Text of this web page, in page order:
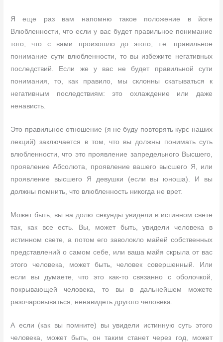
Я еще раз вам напомню такое положение в йоге
Влюбленности, что если у вас будет правильное понимание
того, что с вами произошло до этого, т.е. правильное
понимание сути влюбленности, то вы избежите негативных
последствий. Если же у вас не будет правильной сути
понимания, то, как правило, мы склонны скатываться к
негативным последствиям: это охлаждение или даже
ненависть.
Это правильное отношение (я не буду повторять курс наших
лекций) заключается в том, что вы должны понимать суть
влюбленности, что это проявление запредельного Высшего,
проявление Абсолюта, проявление вашего высшего Я, или
проявление высшего Я девушки (если вы юноша). И вы
должны помнить, что влюбленность никогда не врет.
Может быть, вы на долю секунды увидели в истинном свете
так, как все есть. Вы, может быть, увидели человека в
истинном свете, а потом его заволокло майей собственных
представлений о самом себе, или ваша майя скрыла от вас
этого человека, может быть, человек совершенный. Или
если вы думаете, что это как-то связанно с оболочкой,
покрывающей человека, то вы в дальнейшем можете
разочаровываться, ненавидеть другого человека.
А если (как вы помните) вы увидели истинную суть этого
человека, может быть, он таким станет через год, может